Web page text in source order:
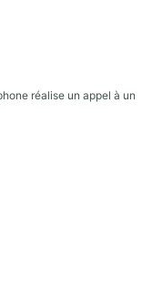
réalise un appel à un